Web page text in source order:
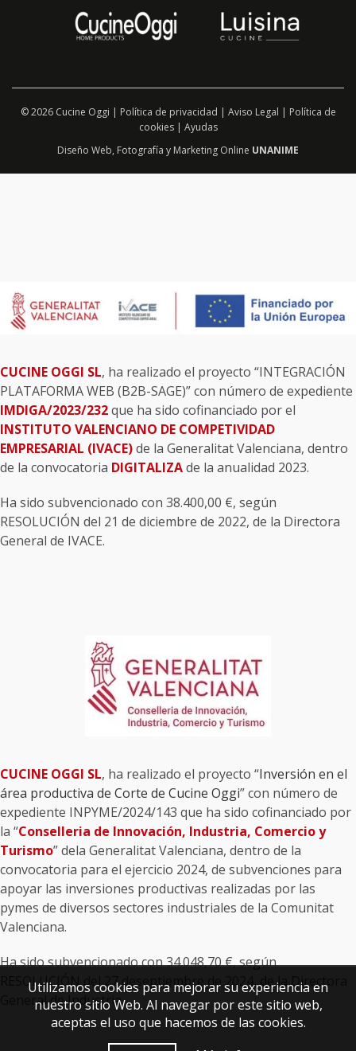
© 2026 Cucine Oggi | Política de privacidad | Aviso Legal | Política de
cookies| Ayudas
Diseño Web, Fotografía y Marketing Online UNANIME
CUCINE OGGI SL, ha realizado el proyecto “INTEGRACIÓN
PLATAFORMA WEB (B2B-SAGE)” con número de expediente
IMDIGA/2023/232que ha sido cofinanciado por el
INSTITUTO VALENCIANO DE COMPETIVIDAD
EMPRESARIAL (IVACE)de la Generalitat Valenciana, dentro
de la convocatoria DIGITALIZAde la anualidad 2023.
Ha sido subvencionado con 38.400,00 €, según
RESOLUCIÓN del 21 de diciembre de 2022, de la Directora
General de IVACE.
CUCINE OGGI SL, ha realizado el proyecto “Inversión en el
área productiva de Corte de Cucine Oggi” con número de
expediente INPYME/2024/143 que ha sido cofinanciado por
la “Conselleria de Innovación, Industria, Comercio y
Turismo” dela Generalitat Valenciana, dentro de la
convocatoria para el ejercicio 2024, de subvenciones para
apoyar las inversiones productivas realizadas por las
pymes de diversos sectores industriales de la Comunitat
Valenciana.
Ha sido subvencionado con 34.048,70 €, según
RESOLUCIÓN del 27 deseptiembre de 2024, de la Directora
General de Industria.
Utilizamos cookies para mejorar su experiencia en
nuestro sitio Web. Al navegar por este sitio web,
aceptas el uso que hacemos de las cookies.